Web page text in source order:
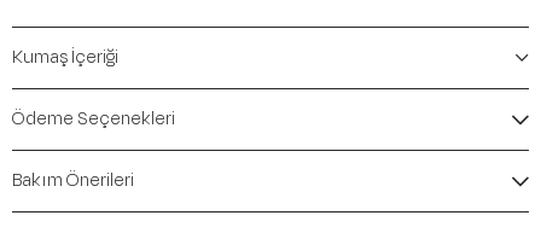
Öne Çıkan Detaylar
Marka:Maraton
Renk:Siyah
Kalıp / Form:
Mevsim:İlkbahar-Yaz
Kumaş İçeriği
Ödeme Seçenekleri
Bakım Önerileri